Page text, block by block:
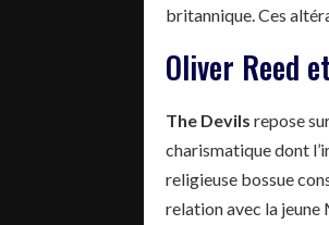
britannique. Ces
Oliver Reed
The Devils repose
charismatique dont
religieuse bossue
relation avec la jeune